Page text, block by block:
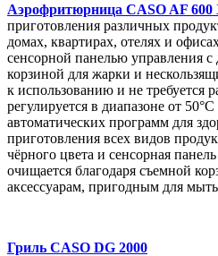
Аэрофритюрница CASO AF 600
приготовления различных
домах, квартирах, отелях и
сенсорной панелью управления
корзиной для жарки и
к использованию и не требуется
регулируется в диапазоне от
автоматических программ для
приготовления всех видов
чёрного цвета и сенсорная
очищается благодаря съемной
аксессуарам, пригодным для
Гриль CASO DG 2000